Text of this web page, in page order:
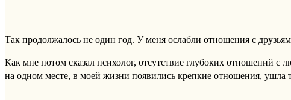
Так продолжалось не один год. У меня ослабли отношения с
Как мне потом сказал психолог, отсутствие глубоких отношений с
на одном месте, в моей жизни появились крепкие отношения, ушла